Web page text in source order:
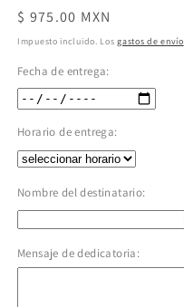
una
ventana
modal
Precio
habitual
$ 975.00 MXN
Impuesto incluido. Losgastos de envío
Fecha de entrega:
Horario de entrega:
Nombre del destinatario:
Mensaje de dedicatoria: